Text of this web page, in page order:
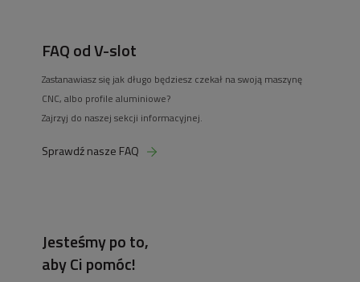
FAQ od V-slot
Zastanawiasz się jak długo będziesz czekał na swoją maszynę
CNC, albo profile aluminiowe?
Zajrzyj do naszej sekcji informacyjnej.
Sprawdź nasze FAQ
Jesteśmy po to,
aby Ci pomóc!